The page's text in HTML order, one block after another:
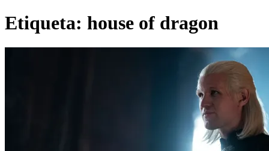
Etiqueta: house of dragon